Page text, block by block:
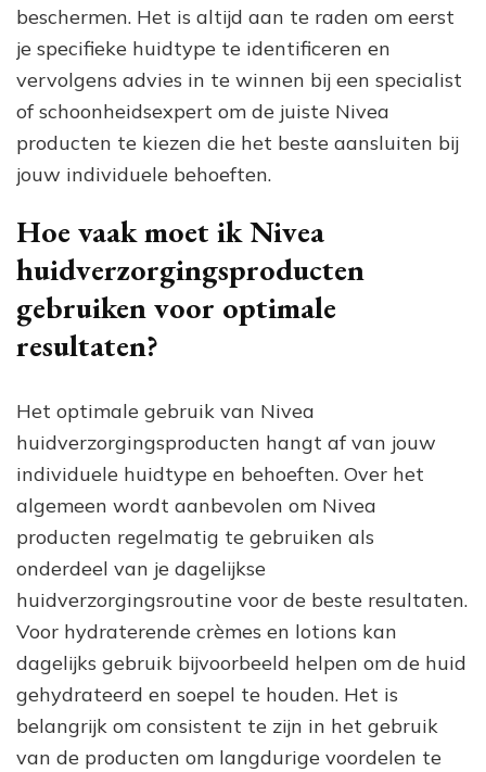
beschermen. Het is altijd aan te raden om eerst
je specifieke huidtype te identificeren en
vervolgens advies in te winnen bij een specialist
of schoonheidsexpert om de juiste Nivea
producten te kiezen die het beste aansluiten bij
jouw individuele behoeften.
Hoe vaak moet ik Nivea
huidverzorgingsproducten
gebruiken voor optimale
resultaten?
Het optimale gebruik van Nivea
huidverzorgingsproducten hangt af van jouw
individuele huidtype en behoeften. Over het
algemeen wordt aanbevolen om Nivea
producten regelmatig te gebruiken als
onderdeel van je dagelijkse
huidverzorgingsroutine voor de beste resultaten.
Voor hydraterende crèmes en lotions kan
dagelijks gebruik bijvoorbeeld helpen om de huid
gehydrateerd en soepel te houden. Het is
belangrijk om consistent te zijn in het gebruik
van de producten om langdurige voordelen te